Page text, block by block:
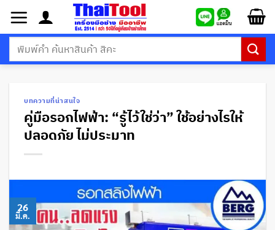
ยัง
เนื้อหา
ค้นหา:
บทความที่น่าสนใจ
คู่มือรอกไฟฟ้า: “รู้ไว้ใช่ว่า” ใช้อย่างไรให้
ปลอดภัย ไม่ประมาท
26
มี.ค.